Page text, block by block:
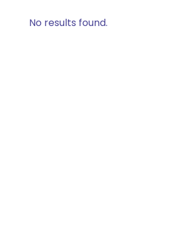
No results found.